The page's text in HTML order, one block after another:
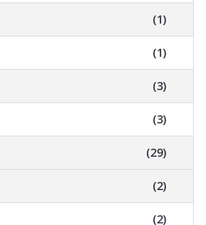
(1)
(1)
(3)
(3)
(29)
(2)
(2)